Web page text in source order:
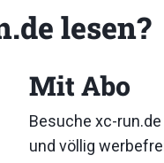
mit der
anschließend
Kilometer und
lesen?
Mit Abo
Besuche xc-
und völlig